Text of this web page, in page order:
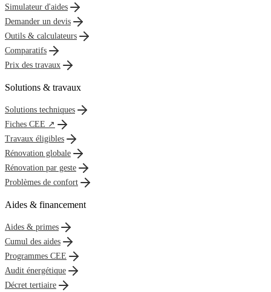
Simulateur d'aides
Demander un devis
Outils & calculateurs
Comparatifs
Prix des travaux
Solutions & travaux
Solutions techniques
Fiches CEE ↗
Travaux éligibles
Rénovation globale
Rénovation par geste
Problèmes de confort
Aides & financement
Aides & primes
Cumul des aides
Programmes CEE
Audit énergétique
Décret tertiaire